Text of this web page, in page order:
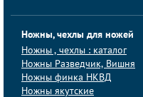
Ножны, чехлы для ножей
Ножны , чехлы : каталог
Ножны Разведчик, Вишня
Ножны финка НКВД
Ножны якутские